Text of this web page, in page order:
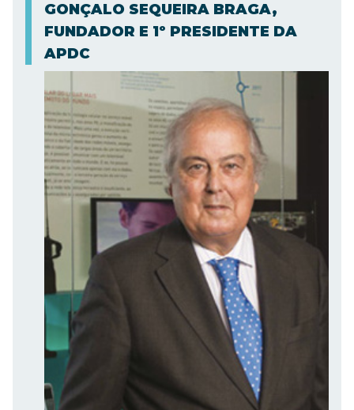
GONÇALO SEQUEIRA BRAGA,
FUNDADOR E 1º PRESIDENTE DA
APDC